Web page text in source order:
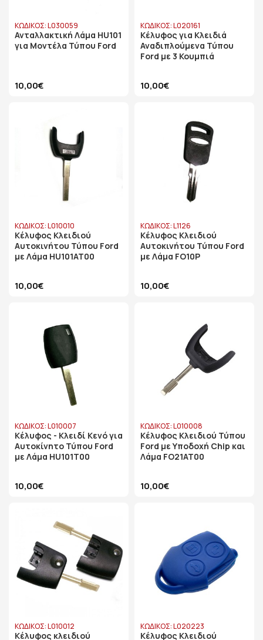
ΚΩΔΙΚΟΣ: L030059
Ανταλλακτική Λάμα HU101
για Μοντέλα Τύπου Ford
10,00€
ΚΩΔΙΚΟΣ: L020161
Κέλυφος για Κλειδιά
Αναδιπλούμενα Τύπου
Ford με 3 Κουμπιά
10,00€
ΚΩΔΙΚΟΣ: L010010
Κέλυφος Κλειδιού
Αυτοκινήτου Τύπου Ford
με Λάμα HU101AT00
10,00€
ΚΩΔΙΚΟΣ: L1126
Κέλυφος Κλειδιού
Αυτοκινήτου Τύπου Ford
με Λάμα FO10P
10,00€
ΚΩΔΙΚΟΣ: L010007
Κέλυφος - Κλειδί Κενό για
Αυτοκίνητο Τύπου Ford
με Λάμα HU101T00
10,00€
ΚΩΔΙΚΟΣ: L010008
Κέλυφος Κλειδιού Τύπου
Ford με Υποδοχή Chip και
Λάμα FO21AT00
10,00€
ΚΩΔΙΚΟΣ: L010012
Κέλυφος κλειδιού
ΚΩΔΙΚΟΣ: L020223
Κέλυφος Κλειδιού